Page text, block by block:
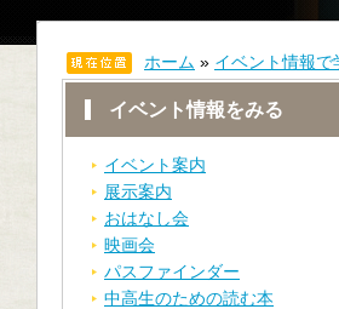
ホーム » イベント情報で
イベント情報をみる
イベント案内
展示案内
おはなし会
映画会
パスファインダー
中高生のための読む本